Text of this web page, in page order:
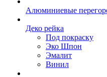
Алюминиевые
Деко рейка
Под покраску
Эко Шпон
Эмалит
Винил